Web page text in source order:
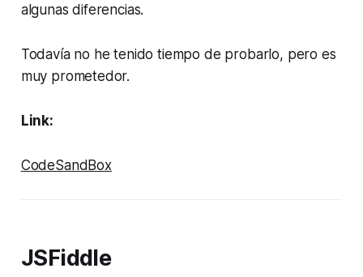
algunas diferencias.
Todavía no he tenido tiempo de probarlo, pero es
muy prometedor.
Link:
CodeSandBox
JSFiddle